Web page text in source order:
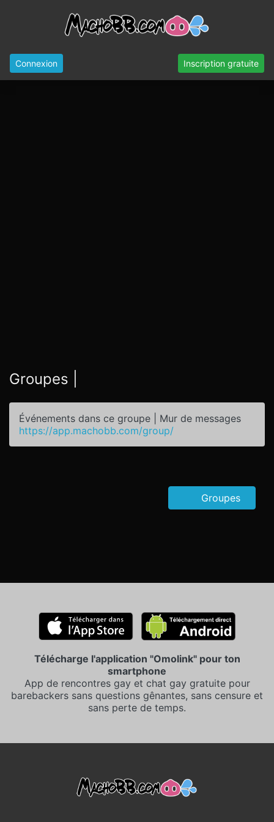
Connexion Inscription gratuite
Groupes |
Événements dans ce groupe | Mur de messages
https://app.machobb.com/group/
Groupes
Télécharge l'application "Omolink" pour ton
smartphone
App de rencontres gay et chat gay gratuite pour
barebackers sans questions gênantes, sans censure et
sans perte de temps.